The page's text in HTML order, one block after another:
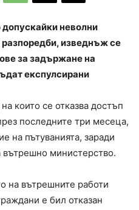
допускайки неволни
изведнъж се
за задържане на
експулсирани
които се отказва достъп
последните три месеца,
на пътуванията, заради
вътрешно министерство.
на вътрешните работи
е бил отказан